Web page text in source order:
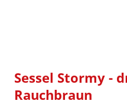
Sessel Stormy -
Rauchbraun